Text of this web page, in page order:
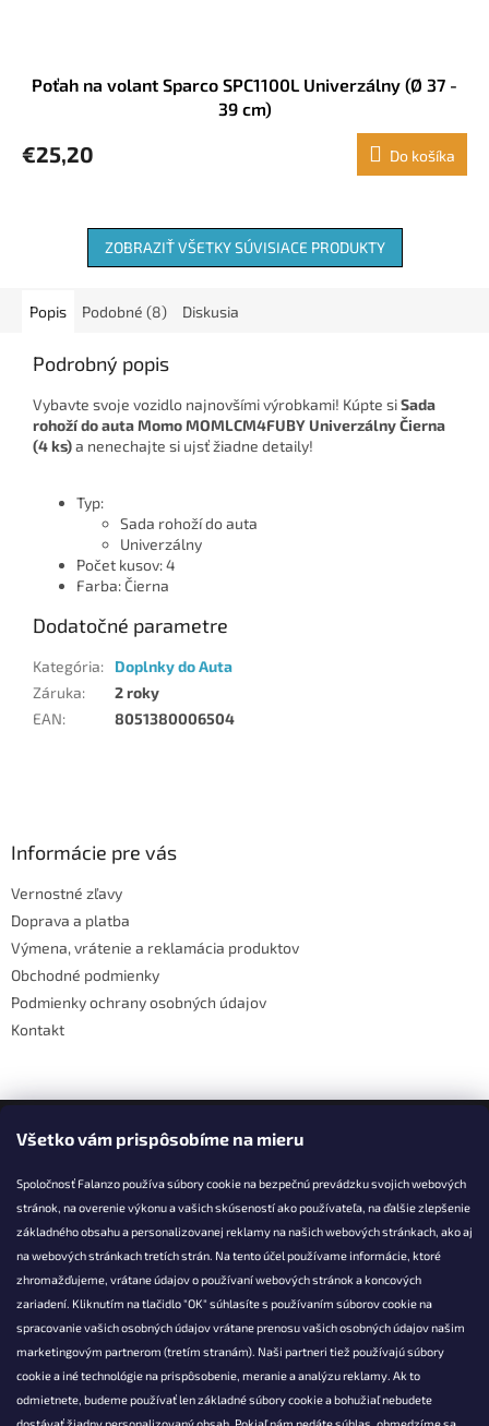
Všetko vám prispôsobíme na mieru
Spoločnosť Falanzo používa súbory cookie na bezpečnú prevádzku svojich webových
stránok, na overenie výkonu a vašich skúseností ako používateľa, na ďalšie zlepšenie
základného obsahu a personalizovanej reklamy na našich webových stránkach, ako aj
na webových stránkach tretích strán. Na tento účel používame informácie, ktoré
zhromažďujeme, vrátane údajov o používaní webových stránok a koncových
zariadení. Kliknutím na tlačidlo "OK" súhlasíte s používaním súborov cookie na
spracovanie vašich osobných údajov vrátane prenosu vašich osobných údajov našim
marketingovým partnerom (tretím stranám). Naši partneri tiež používajú súbory
cookie a iné technológie na prispôsobenie, meranie a analýzu reklamy. Ak to
odmietnete, budeme používať len základné súbory cookie a bohužiaľ nebudete
Poťah na volant Sparco SPC1100L Univerzálny (Ø 37 -
39 cm)
€25,20 Do košíka
ZOBRAZIŤ VŠETKY SÚVISIACE PRODUKTY
Popis Podobné (8) Diskusia
Podrobný popis
Vybavte svoje vozidlo najnovšími výrobkami! Kúpte siSada
rohoží do auta Momo MOMLCM4FUBY Univerzálny Čierna
(4 ks)a nenechajte si ujsť žiadne detaily!
Typ:
Sada rohoží do auta
Univerzálny
Počet kusov: 4
Farba: Čierna
Dodatočné parametre
Kategória:
Doplnky do Auta
Záruka:
2 roky
EAN: 8051380006504
Informácie pre vás
Vernostné zľavy
Doprava a platba
Výmena, vrátenie a reklamácia produktov
Obchodné podmienky
Podmienky ochrany osobných údajov
Kontakt
Facebook
KONTAKT
info@falanzo.sk
Falanzo.sk
FalanzoSK